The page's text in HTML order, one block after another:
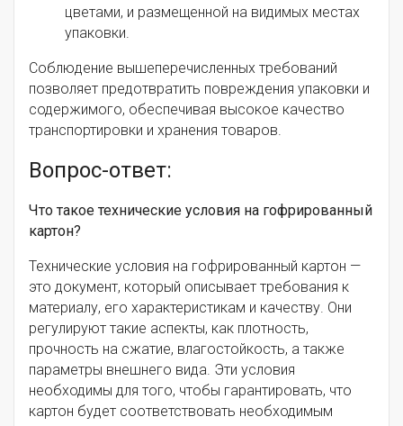
цветами, и размещенной на видимых местах
упаковки.
Соблюдение вышеперечисленных требований
позволяет предотвратить повреждения упаковки и
содержимого, обеспечивая высокое качество
транспортировки и хранения товаров.
Вопрос-ответ:
Что такое технические условия на гофрированный
картон?
Технические условия на гофрированный картон —
это документ, который описывает требования к
материалу, его характеристикам и качеству. Они
регулируют такие аспекты, как плотность,
прочность на сжатие, влагостойкость, а также
параметры внешнего вида. Эти условия
необходимы для того, чтобы гарантировать, что
картон будет соответствовать необходимым